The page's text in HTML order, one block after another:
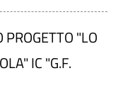
"LO
IC "G.F.